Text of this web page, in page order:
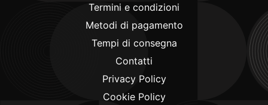
Termini e condizioni
Metodi di pagamento
Tempi di consegna
Contatti
Privacy Policy
Cookie Policy